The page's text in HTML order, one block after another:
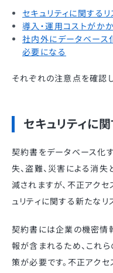
セキュリティに関する
導入・運用コストがか
社内外にデータベース
必要になる
それぞれの注意点を確認し
セキュリティに
契約書をデータベース化
失、盗難、災害による消
減されますが、不正アク
ュリティに関する新たな
契約書には企業の機密情
報が含まれるため、これ
策が必要です。不正アク